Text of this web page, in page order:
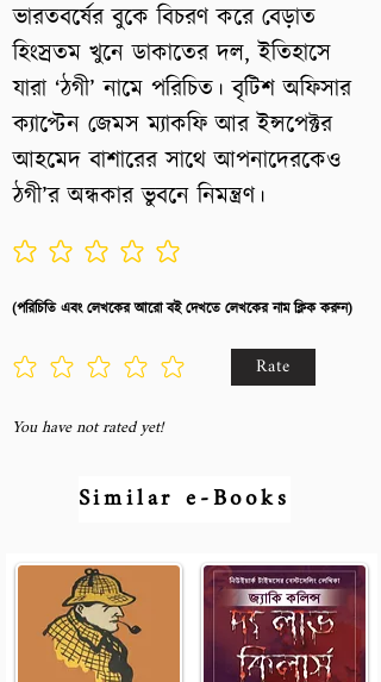
ভারতবর্ষের বুকে বিচরণ করে বেড়াত
হিংস্রতম খুনে ডাকাতের দল, ইতিহাসে
যারা ‘ঠগী’ নামে পরিচিত। বৃটিশ অফিসার
ক্যাপ্টেন জেমস ম্যাকফি আর ইন্সপেক্টর
আহমেদ বাশারের সাথে আপনাদেরকেও
ঠগী’র অন্ধকার ভুবনে নিমন্ত্রণ।
No ratings yet
(পরিচিতি এবং লেখকের আরো বই দেখতে লেখকের নাম ক্লিক করুন)
Rate
You have not rated yet!
Similar e-Books